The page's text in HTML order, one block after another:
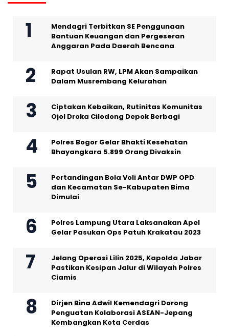
Mendagri Terbitkan SE Penggunaan
Bantuan Keuangan dan Pergeseran
Anggaran Pada Daerah Bencana
Rapat Usulan RW, LPM Akan Sampaikan
Dalam Musrembang Kelurahan
Ciptakan Kebaikan, Rutinitas Komunitas
Ojol Droka Cilodong Depok Berbagi
Polres Bogor Gelar Bhakti Kesehatan
Bhayangkara 5.899 Orang Divaksin
Pertandingan Bola Voli Antar DWP OPD
dan Kecamatan Se-Kabupaten Bima
Dimulai
Polres Lampung Utara Laksanakan Apel
Gelar Pasukan Ops Patuh Krakatau 2023
Jelang Operasi Lilin 2025, Kapolda Jabar
Pastikan Kesipan Jalur di Wilayah Polres
Ciamis
Dirjen Bina Adwil Kemendagri Dorong
Penguatan Kolaborasi ASEAN-Jepang
Kembangkan Kota Cerdas